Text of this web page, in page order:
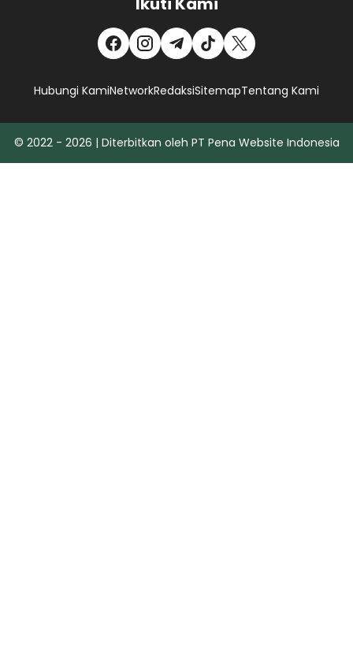
Hubungi KamiNetworkRedaksiSitemapTentang Kami
© 2022 - 2026 | Diterbitkan oleh PT Pena Website Indonesia